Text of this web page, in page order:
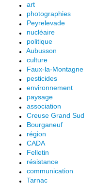
art
photographies
Peyrelevade
nucléaire
politique
Aubusson
culture
Faux-la-Montagne
pesticides
environnement
paysage
association
Creuse Grand Sud
Bourganeuf
région
CADA
Felletin
résistance
communication
Tarnac